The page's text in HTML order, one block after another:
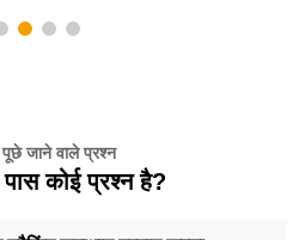
जाने वाले प्रश्न
कोई प्रश्न है?